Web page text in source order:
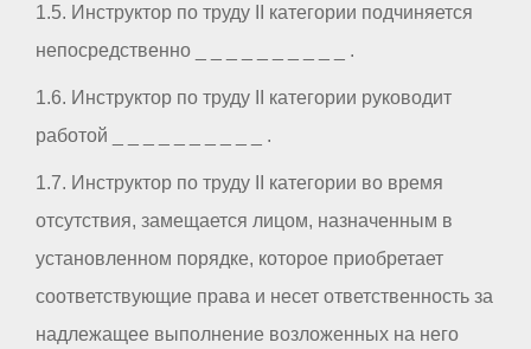
1.5. Инструктор по труду II категории подчиняется
непосредственно _ _ _ _ _ _ _ _ _ _ .
1.6. Инструктор по труду II категории руководит
работой _ _ _ _ _ _ _ _ _ _ .
1.7. Инструктор по труду II категории во время
отсутствия, замещается лицом, назначенным в
установленном порядке, которое приобретает
соответствующие права и несет ответственность за
надлежащее выполнение возложенных на него